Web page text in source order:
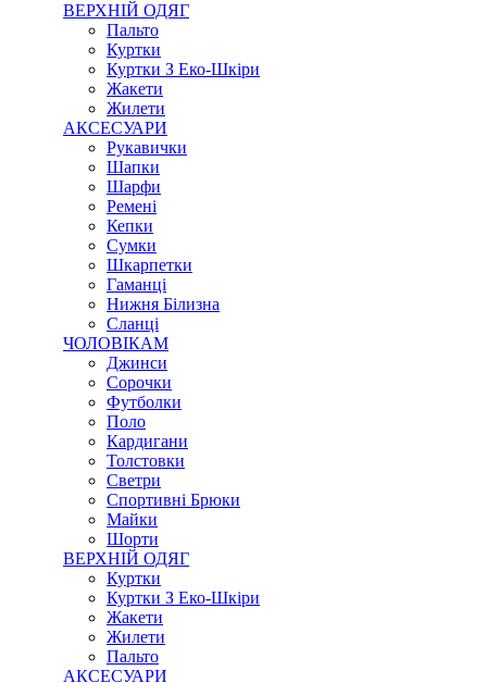
ВЕРХНІЙ ОДЯГ
Пальто
Куртки
Куртки З Еко-Шкіри
Жакети
Жилети
АКСЕСУАРИ
Рукавички
Шапки
Шарфи
Ремені
Кепки
Сумки
Шкарпетки
Гаманці
Нижня Білизна
Сланці
ЧОЛОВІКАМ
Джинси
Сорочки
Футболки
Поло
Кардигани
Толстовки
Светри
Спортивні Брюки
Майки
Шорти
ВЕРХНІЙ ОДЯГ
Куртки
Куртки З Еко-Шкіри
Жакети
Жилети
Пальто
АКСЕСУАРИ